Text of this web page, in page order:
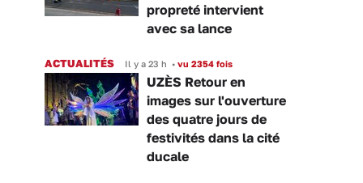
propreté intervient
avec sa lance
ACTUALITÉS Il y a 23 h • vu 2354 fois
UZÈS Retour en
images sur l'ouverture
des quatre jours de
festivités dans la cité
ducale